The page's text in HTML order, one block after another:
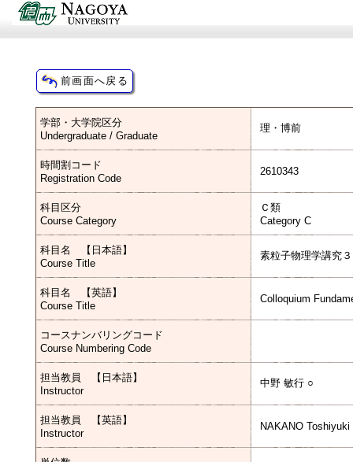
学部・大学院区分
Undergraduate / Graduate
理・博前
時間割コード
Registration Code
2610343
科目区分
Course Category
Ｃ類
Category C
科目名 【日本語】
Course Title
素粒子物理学講究３
科目名 【英語】
Course Title
Colloquium
コースナンバリングコード
Course Numbering Code
担当教員 【日本語】
Instructor
中野 敏行 ○
担当教員 【英語】
Instructor
NAKANO Toshiyuki